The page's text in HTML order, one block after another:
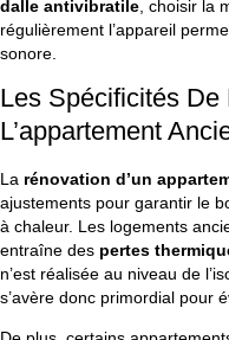
dalle antivibratile , choisir la
régulièrement l’appareil
sonore.
Les Spécificités
L’appartement
La rénovation d’un
ajustements pour garantir le
à chaleur. Les logements
entraîne des pertes
n’est réalisée au niveau de
s’avère donc primordial pour